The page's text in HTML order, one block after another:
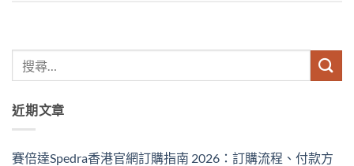
近期文章
賽倍達Spedra香港官網訂購指南 2026：訂購流程、付款方